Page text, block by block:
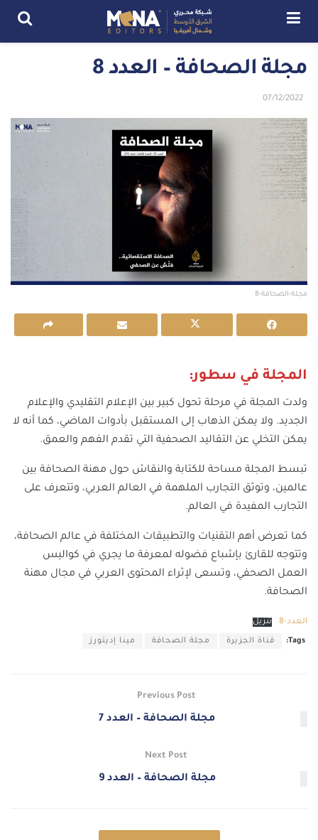
مجلة الصحافة – العدد 8
07/12/2022
مجلة-الصحافة-8
المجلة في سطور:
ولدت المجلة في مرحلة تحول كبير بين الإعلام التقليدي والإعلام
الجديد. ولا يمكن الذهاب إلى المستقبل بأدوات الماضي، كما أنه لا
يمكن التخلي عن التقاليد الصحفية التي تقدم الفهم والعمق.
تبسط المجلة مساحة للكتابة والنقاش حول مهنة الصحافة بين
عالمين، وتوثق التجارب الملهمة في العالم العربي، وتتعرف على
التجارب المفيدة في العالم.
كما تعرض أهم التقنيات والتطبيقات المختلفة في عالم الصحافة،
وتتوجه للقارئ بإشباع فضوله لمعرفة ما يجري في كواليس
العمل الصحفي، وتسعى لإثراء المحتوى العربي في مجال مهنة
الصحافة.
العدد-8 تنزيل
Tags: قناة الجزيرة مجلة الصحافة مينا إديتورز
Previous Post
مجلة الصحافة – العدد 7
Next Post
مجلة الصحافة – العدد 9